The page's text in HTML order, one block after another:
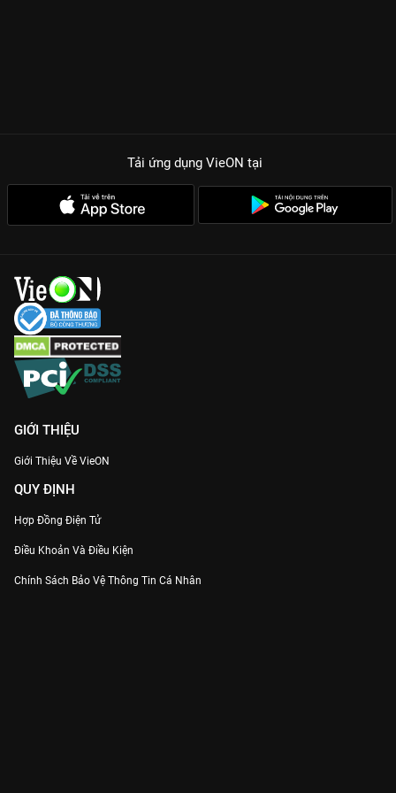
Tải ứng dụng VieON tại
GIỚI THIỆU
Giới Thiệu Về VieON
QUY ĐỊNH
Hợp Đồng Điện Tử
Điều Khoản Và Điều Kiện
Chính Sách Bảo Vệ Thông Tin Cá Nhân